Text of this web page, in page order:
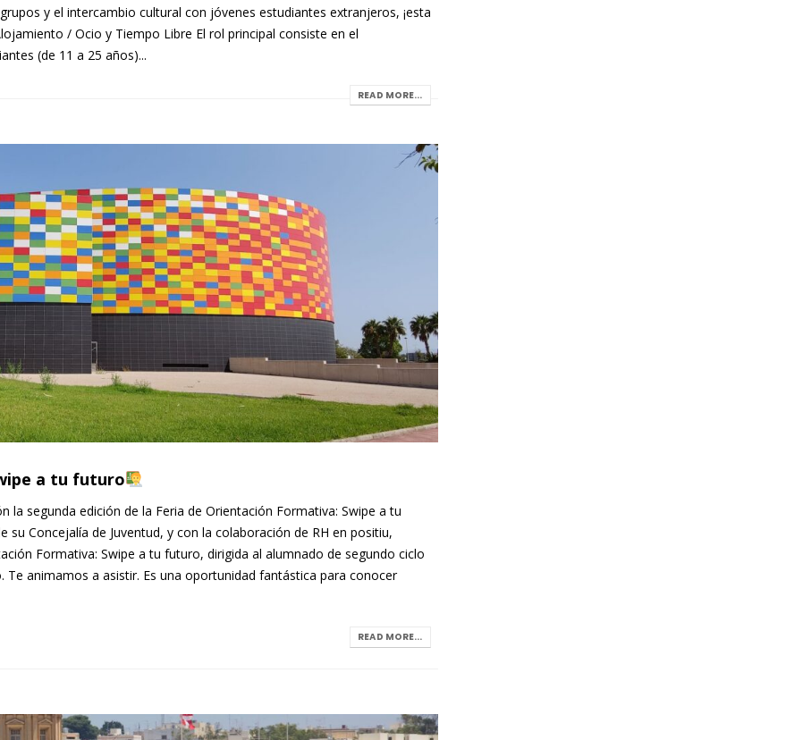
y el intercambio cultural con jóvenes estudiantes extranjeros, ¡esta
/ Ocio y Tiempo Libre El rol principal consiste en el
(de 11 a 25 años)...
READ MORE...
a tu futuro
la segunda edición de la Feria de Orientación Formativa: Swipe a tu
Concejalía de Juventud, y con la colaboración de RH en positiu,
Formativa: Swipe a tu futuro, dirigida al alumnado de segundo ciclo
Te animamos a asistir. Es una oportunidad fantástica para conocer
READ MORE...